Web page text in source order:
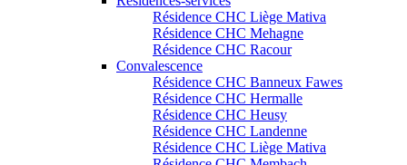
Résidence CHC Liège Mativa
Résidence CHC Mehagne
Résidence CHC Racour
Convalescence
Résidence CHC Banneux Fawes
Résidence CHC Hermalle
Résidence CHC Heusy
Résidence CHC Landenne
Résidence CHC Liège Mativa